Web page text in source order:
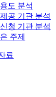
도 분석
공 기관 분석
청 기관 분석
주제
료